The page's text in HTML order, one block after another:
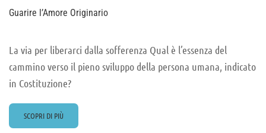
Guarire l’Amore Originario
La via per liberarci dalla sofferenza Qual è l’essenza del
cammino verso il pieno sviluppo della persona umana, indicato
in Costituzione?
READ
MORE
SCOPRI DI PIÙ